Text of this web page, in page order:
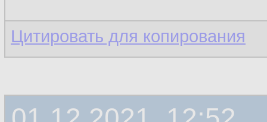
Цитировать для копирования